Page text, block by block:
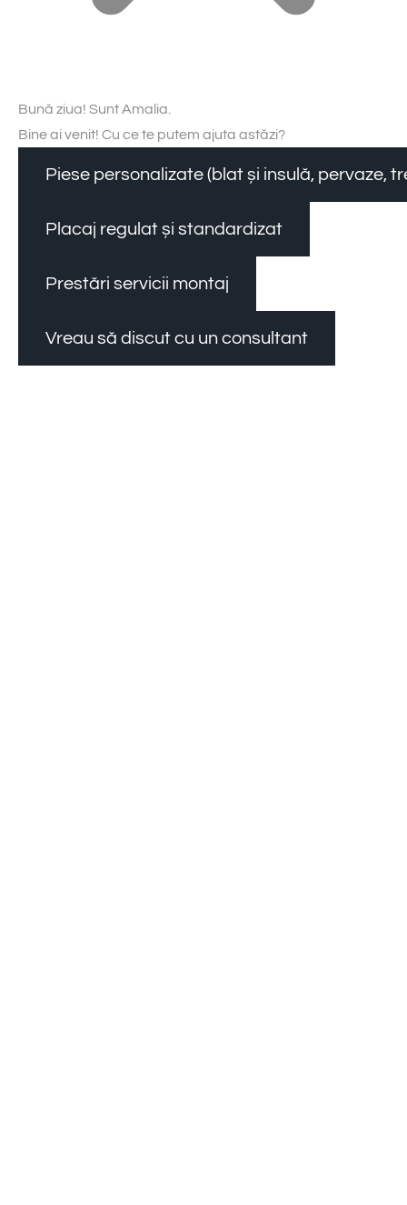
Bună ziua! Sunt Amalia.
Bine ai venit! Cu ce te putem ajuta astăzi?
Piese personalizate (blat și insulă, pervaze,
Placaj regulat și standardizat
Prestări servicii montaj
Vreau să discut cu un consultant